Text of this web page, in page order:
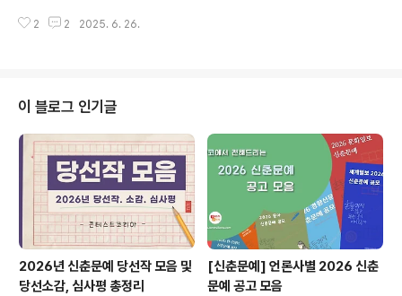
도판을 포함하여 200매 미만) ◎ 모집기간수시접수(~'2
부 / 대학부 / 외국인 유학생 ◎ 대회일시접수 (5.19~7.1
폰트Times New Roman, 10pt ◎ 접수하기① 코리아
중앙데일리 홈페이지 koreajoongangdaily.joins.com
접속② Notice 게시 확인 후 에세이 양식 다운로드③ 이
메일 접수(kjd.biz@joongang...
2 2 2025. 6. 26.
이 블로그 인기글
2026년 신춘문예 당선작 모음 및
당선소감, 심사평 총정리
[신춘문예] 언론사별 2026 신춘
문예 공고 모음